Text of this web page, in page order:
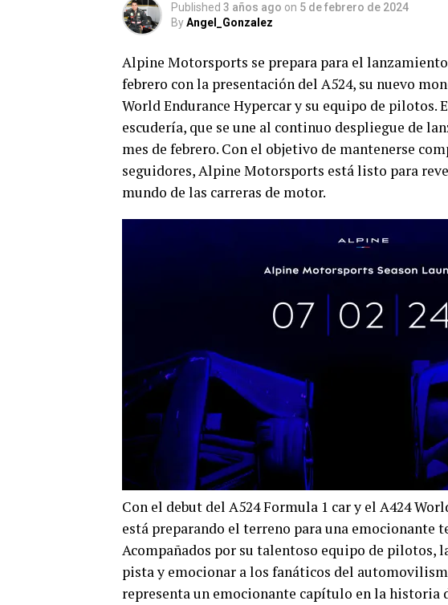
Published 3 años ago on 5 de febrero de 2024
ByAngel_Gonzalez
Alpine Motorsports se prepara para el
febrero con la presentación del A524, su nuevo
World Endurance Hypercar y su equipo de pilotos.
escudería, que se une al continuo despliegue de
mes de febrero. Con el objetivo de mantenerse
seguidores, Alpine Motorsports está listo para
mundo de las carreras de motor.
Con el debut del A524 Formula 1 car y el A424
está preparando el terreno para una emocionante
Acompañados por su talentoso equipo de pilotos,
pista y emocionar a los fanáticos del
representa un emocionante capítulo en la historia